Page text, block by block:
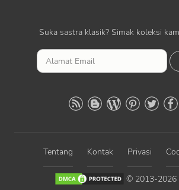
Suka sastra klasik? Simak koleksi
L
a
Tentang Kontak Privasi
© 2013-2026